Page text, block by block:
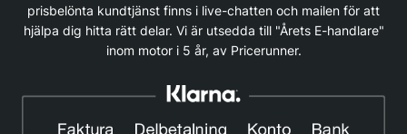
prisbelönta kundtjänst finns i live-chatten och mailen för att
hjälpa dig hitta rätt delar. Vi är utsedda till "Årets E-handlare"
inom motor i 5 år, av Pricerunner.